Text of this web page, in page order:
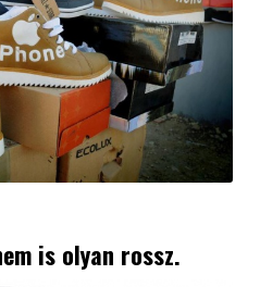
is olyan rossz.